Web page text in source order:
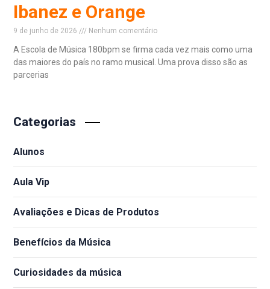
Ibanez e Orange
9 de junho de 2026 Nenhum comentário
A Escola de Música 180bpm se firma cada vez mais como uma
das maiores do país no ramo musical. Uma prova disso são as
parcerias
Categorias
Alunos
Aula Vip
Avaliações e Dicas de Produtos
Benefícios da Música
Curiosidades da música